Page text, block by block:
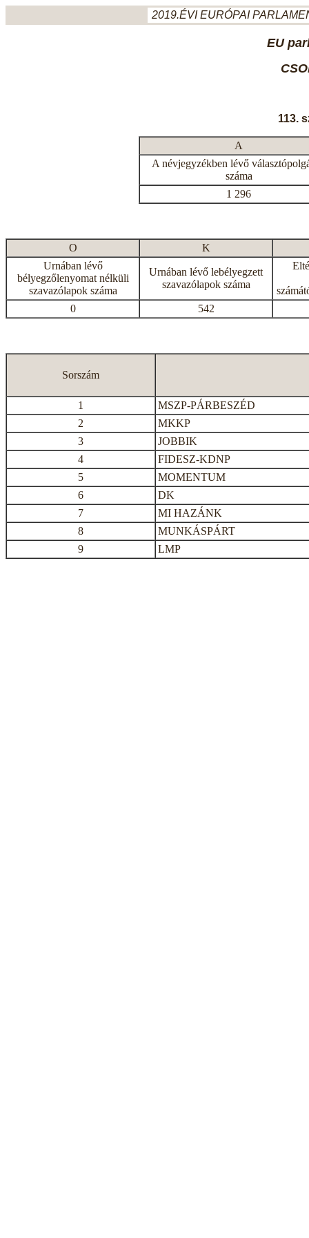
2019.ÉVI EURÓPAI
EU
113.
A
A névjegyzékben lévő
száma
1 296
O
K
Urnában lévő
bélyegzőlenyomat nélküli
szavazólapok száma
Urnában lévő lebélyegzett
szavazólapok száma
0
542
Sorszám
1
MSZP-PÁRBESZÉD
2
MKKP
3
JOBBIK
4
FIDESZ-KDNP
5
MOMENTUM
6
DK
7
MI HAZÁNK
8
MUNKÁSPÁRT
9
LMP